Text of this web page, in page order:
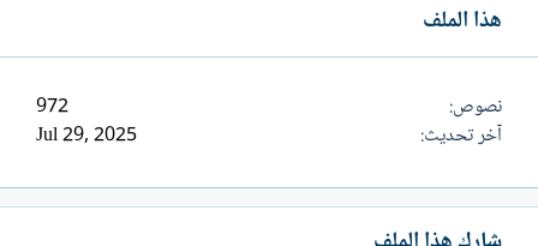
هذا الملف
نصوص
972
آخر تحديث
Jul 29, 2025